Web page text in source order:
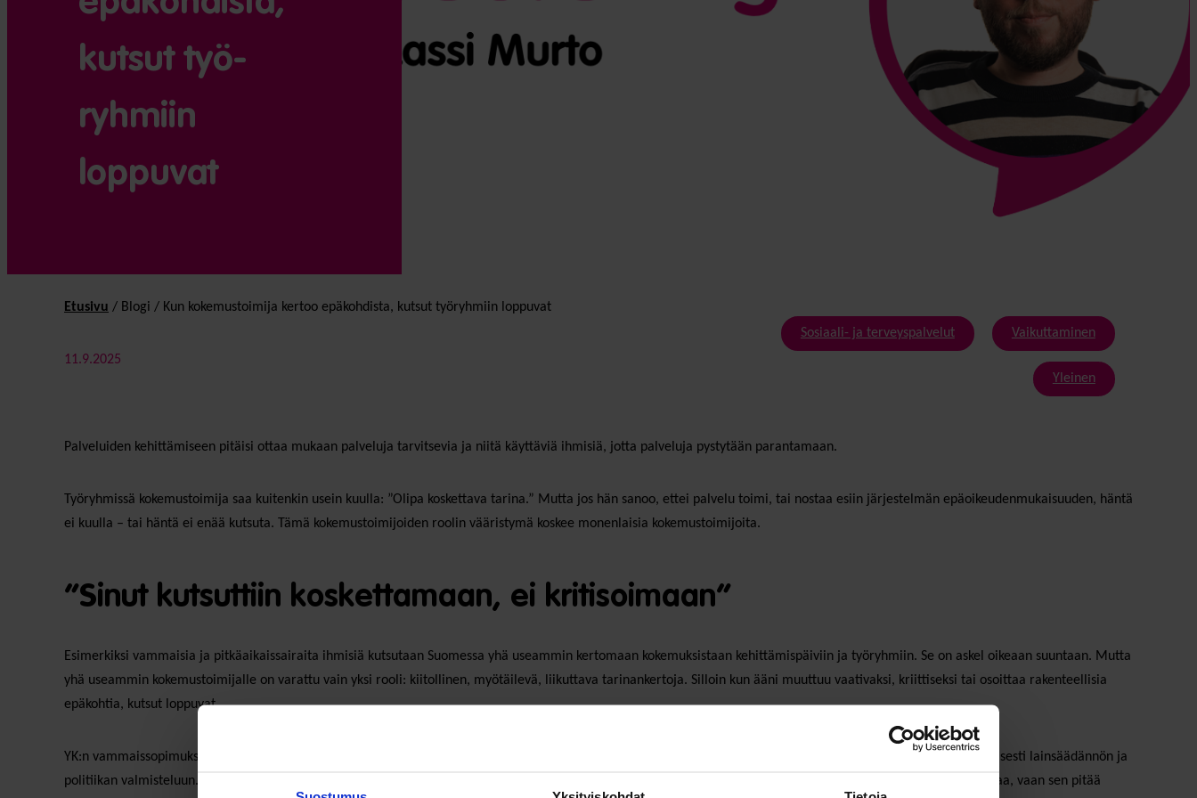
kutsut työ­
ryhmiin
loppuvat
Etusivu / Blogi / Kun kokemus­toimija kertoo epä­kohdista, kutsut työ­ryhmiin loppuvat
11.9.2025
Sosiaali- ja terveyspalvelut Vaikuttaminen
Yleinen
Palveluiden kehittämiseen pitäisi ottaa mukaan palveluja tarvitsevia ja niitä käyttäviä ihmisiä, jotta palveluja pystytään parantamaan.
Työryhmissä kokemustoimija saa kuitenkin usein kuulla: ”Olipa koskettava tarina.” Mutta jos hän sanoo, ettei palvelu toimi, tai nostaa esiin järjestelmän epäoikeudenmukaisuuden, häntä
ei kuulla – tai häntä ei enää kutsuta. Tämä kokemustoimijoiden roolin vääristymä koskee monenlaisia kokemustoimijoita.
”Sinut kutsuttiin koskettamaan, ei kritisoimaan”
Esimerkiksi vammaisia ja pitkäaikaissairaita ihmisiä kutsutaan Suomessa yhä useammin kertomaan kokemuksistaan kehittämispäiviin ja työryhmiin. Se on askel oikeaan suuntaan. Mutta
yhä useammin kokemustoimijalle on varattu vain yksi rooli: kiitollinen, myötäilevä, liikuttava tarinankertoja. Silloin kun ääni muuttuu vaativaksi, kriittiseksi tai osoittaa rakenteellisia
epäkohtia, kutsut loppuvat.
YK:n vammaissopimuksen (CRPD) artikla 4 § 3 velvoittaa valtiot varmistamaan, että vammaiset henkilöt ja heidän edustajansa osallistuvat tiiviisti ja järjestelmällisesti lainsäädännön ja
politiikan valmisteluun. Osallistuminen ei ole hyvän tahdon ele, vaan ihmisoikeudellinen velvollisuus. Kokemustoimijuus ei saa olla silmänlumetta tai sijaistoimintaa, vaan sen pitää